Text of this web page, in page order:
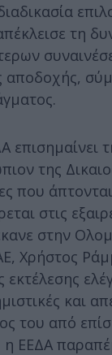
τη
αποδοχής,
επισημαίνει
της
που
στις
στην
Χρήστος
εκτέλεσης
και
του από
η ΕΕΔΑ